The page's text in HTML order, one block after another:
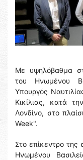
Με υψηλόβαθμα
του Ηνωμένου
Υπουργός
Κικίλιας, κατά
Λονδίνο, στο
Week".
Στο επίκεντρο
Ηνωμένου